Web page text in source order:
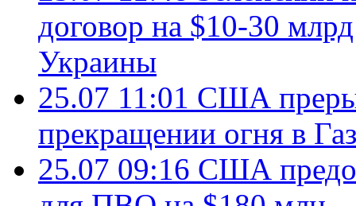
договор на $10-30
Украины
25.07 11:01 США
прекращении огня в
25.07 09:16 США